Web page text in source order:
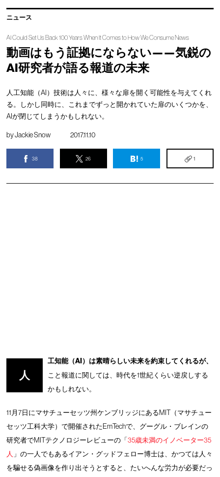
ニュース
AI Could Set Us Back 100 Years When It Comes to How We Consume News
動画はもう証拠にならない——気鋭の
AI研究者が語る報道の未来
人工知能（AI）技術は人々に、様々な扉を開く可能性を与えてくれ
る。しかし同時に、これまでずっと開かれていた扉のいくつかを、
AIが閉じてしまうかもしれない。
byJackie Snow 2017.11.10
38 26 5 1
人
工知能（AI）は素晴らしい未来を約束してくれるが、
こと報道に関しては、時代を1世紀くらい逆戻しする
かもしれない。
11月7日にマサチューセッツ州ケンブリッジにあるMIT（マサチュー
セッツ工科大学）で開催されたEmTechで、グーグル・ブレインの
研究者でMITテクノロジーレビューの「35歳未満のイノベーター35
人 」の一人でもあるイアン・グッドフェロー博士は、かつては人々
を騙せる偽画像を作り出そうとすると、たいへんな労力が必要だっ